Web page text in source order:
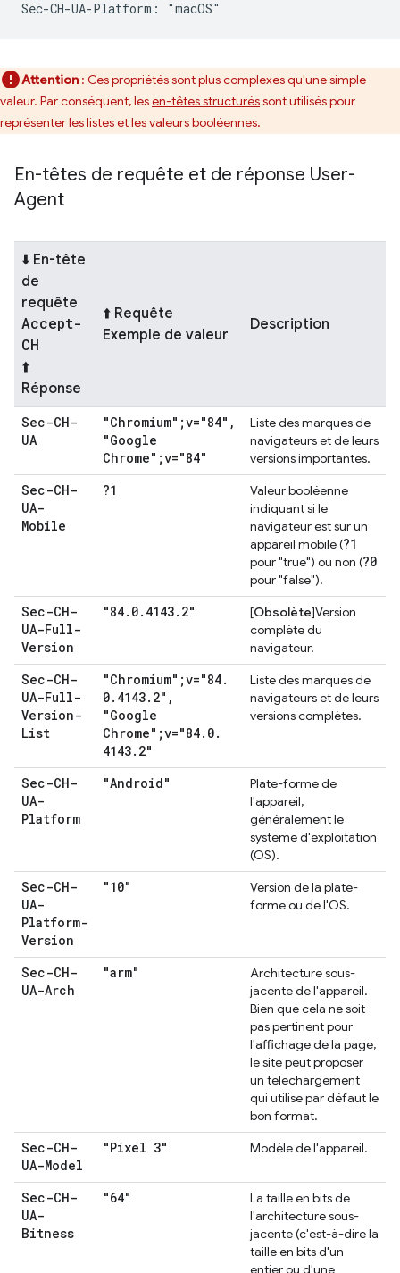
Attention : Ces propriétés sont plus complexes qu'une simple
valeur. Par conséquent, lesen-têtes structuréssont utilisés pour
représenter les listes et les valeurs booléennes.
En-têtes de requête et de réponse User-
Agent
⬇️ En-tête
de
requête
Accept-
CH
⬆️
Réponse
⬆️ Requête
Exemple de valeur
Description
Sec-CH-
UA
"Chromium";v="84" ,
"Google
Chrome";v="84"
Liste des marques de
navigateurs et de leurs
versions importantes.
Sec-CH-
UA-
Mobile
?1
Valeur booléenne
indiquant si le
navigateur est sur un
appareil mobile (?1
pour "true") ou non (?0
pour "false").
Sec-CH-
UA-Full-
Version
"84. 0. 4143. 2" [Obsolète]Version
complète du
navigateur.
Sec-CH-
UA-Full-
Version-
List
"Chromium";v="84.
0. 4143. 2" ,
"Google
Chrome";v="84. 0.
4143. 2"
Liste des marques de
navigateurs et de leurs
versions complètes.
Sec-CH-
UA-
Platform
"Android"
Plate-forme de
l'appareil,
généralement le
système d'exploitation
(OS).
Sec-CH-
UA-
Platform-
Version
"10"
Version de la plate-
forme ou de l'OS.
Sec-CH-
UA-Arch
"arm"
Architecture sous-
jacente de l'appareil.
Bien que cela ne soit
pas pertinent pour
l'affichage de la page,
le site peut proposer
un téléchargement
qui utilise par défaut le
bon format.
Sec-CH-
UA-Model
"Pixel 3" Modèle de l'appareil.
Sec-CH-
UA-
Bitness
"64"
La taille en bits de
l'architecture sous-
jacente (c'est-à-dire la
taille en bits d'un
entier ou d'une